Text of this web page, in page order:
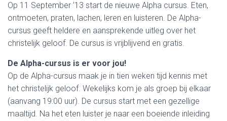
Op 11 September ’13 start de nieuwe Alpha cursus. Eten,
ontmoeten, praten, lachen, leren en luisteren. De Alpha-
cursus geeft heldere en aansprekende uitleg over het
christelijk geloof. De cursus is vrijblijvend en gratis.
De Alpha-cursus is er voor jou!
Op de Alpha-cursus maak je in tien weken tijd kennis met
het christelijk geloof. Wekelijks kom je als groep bij elkaar
(aanvang 19:00 uur). De cursus start met een gezellige
maaltijd. Na het eten luister je naar een boeiende inleiding